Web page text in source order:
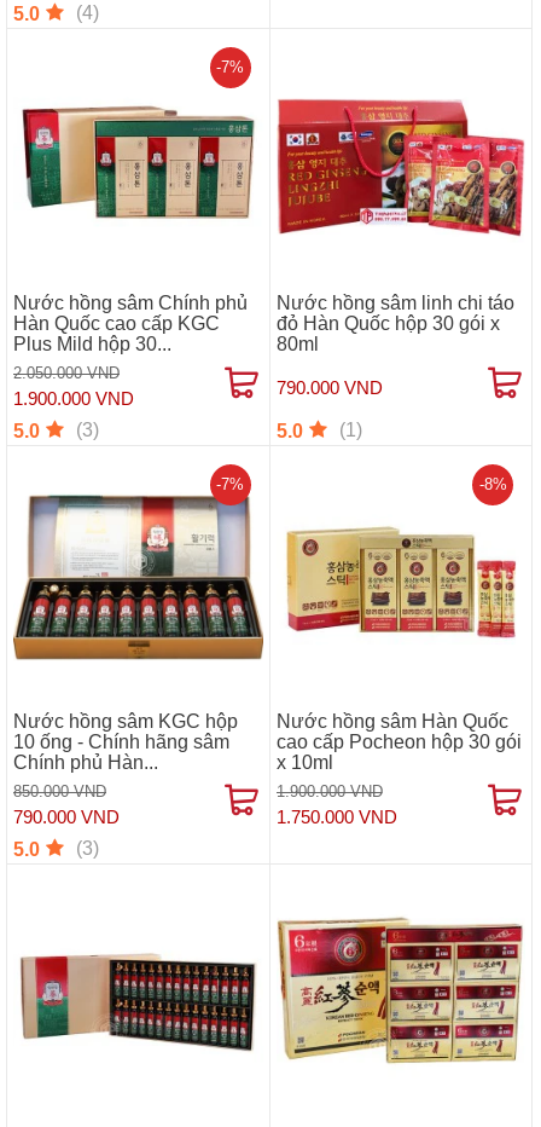
5.0 (4)
Nước hồng sâm Chính phủ
Hàn Quốc cao cấp KGC
Plus Mild hộp 30...
2.050.000 VND
1.900.000 VND
-7%
5.0 (3)
Nước hồng sâm linh chi táo
đỏ Hàn Quốc hộp 30 gói x
80ml
790.000 VND
5.0 (1)
Nước hồng sâm KGC hộp
10 ống - Chính hãng sâm
Chính phủ Hàn...
850.000 VND
790.000 VND
-7%
5.0 (3)
Nước hồng sâm Hàn Quốc
cao cấp Pocheon hộp 30 gói
x 10ml
1.900.000 VND
1.750.000 VND
-8%